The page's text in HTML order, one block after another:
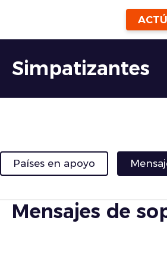
Simpatizantes
Países en apoyo
Mensajes de